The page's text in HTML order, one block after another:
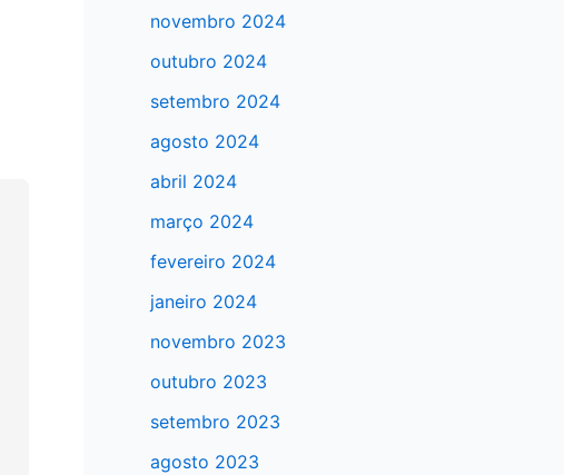
novembro 2024
outubro 2024
setembro 2024
agosto 2024
abril 2024
março 2024
fevereiro 2024
janeiro 2024
novembro 2023
outubro 2023
setembro 2023
agosto 2023